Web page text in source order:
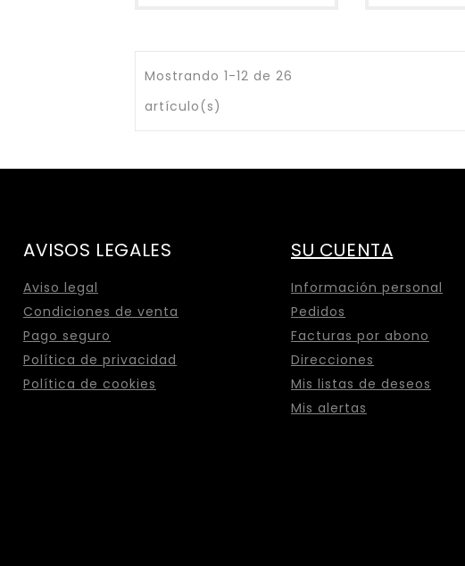
Mostrando 1-12 de 26
artículo(s)
AVISOS LEGALES
Aviso legal
Condiciones de venta
Pago seguro
Política de privacidad
Política de cookies
SU CUENTA
Información personal
Pedidos
Facturas por abono
Direcciones
Mis listas de deseos
Mis alertas